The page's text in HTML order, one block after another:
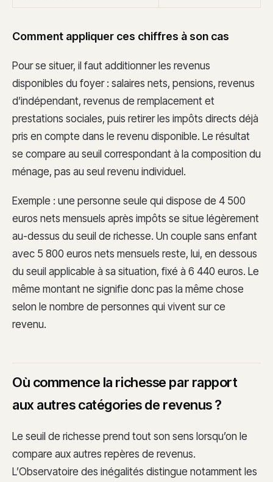
Comment appliquer ces chiffres à son cas
Pour se situer, il faut additionner les revenus
disponibles du foyer : salaires nets, pensions, revenus
d’indépendant, revenus de remplacement et
prestations sociales, puis retirer les impôts directs déjà
pris en compte dans le revenu disponible. Le résultat
se compare au seuil correspondant à la composition du
ménage, pas au seul revenu individuel.
Exemple : une personne seule qui dispose de 4 500
euros nets mensuels après impôts se situe légèrement
au-dessus du seuil de richesse. Un couple sans enfant
avec 5 800 euros nets mensuels reste, lui, en dessous
du seuil applicable à sa situation, fixé à 6 440 euros. Le
même montant ne signifie donc pas la même chose
selon le nombre de personnes qui vivent sur ce
revenu.
Où commence la richesse par rapport
aux autres catégories de revenus ?
Le seuil de richesse prend tout son sens lorsqu’on le
compare aux autres repères de revenus.
L’Observatoire des inégalités distingue notamment les